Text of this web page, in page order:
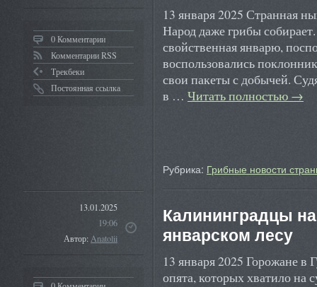
0 Комментарии
Комментарии RSS
Трекбеки
Постоянная ссылка
13 января 2025 Странная
Народ даже грибы
свойственная январю,
воспользовались
свои пакеты с добычей.
в … Читать полностью →
Рубрика: Грибные новости
13.01.2025
19:06
Автор:Anatolii
Калининградцы
январском лесу
13 января 2025 Горожане в
опята, которых хватило на